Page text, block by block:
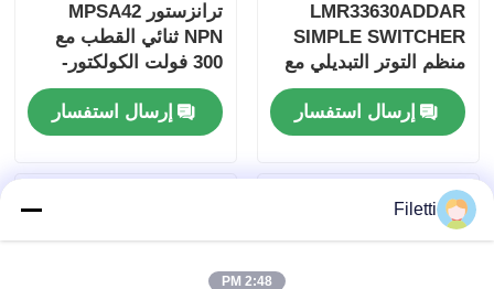
LMR33630ADDAR
SIMPLE SWITCHER
منظم التوتر التبديلي مع
3A التيار الخارجي 36V
التوتر المدخل و 95%
كفاءة الذروة
إرسال استفسار
ترانزستور MPSA42
NPN ثنائي القطب مع
300 فولت الكولكتور-
الجهد الأساسي 500mA
الكولكتور حاليا في حزمة
TO-92-3
إرسال استفسار
Filetti
2:48 PM